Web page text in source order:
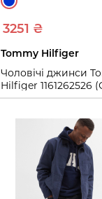
3251 ₴
Tommy Hilfiger
Чоловічі джинси
Hilfiger 1161262526
32L)
31W 32L
32W 30L
40W 32L
Купить